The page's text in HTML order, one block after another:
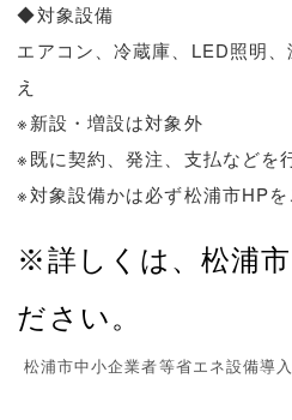
◆対象設備
エアコン、冷蔵庫、LED照明
え
※新設・増設は対象外
※既に契約、発注、支払などを
※対象設備かは必ず松浦市HP
※詳しくは、松浦市
ださい。
松浦市中小企業者等省エネ設備導